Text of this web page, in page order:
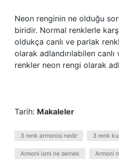
Neon renginin ne olduğu
biridir. Normal renklerle
oldukça canlı ve parlak
olarak adlandırılabilen
renkler neon rengi olarak
Tarih: Makaleler
3 renk armonisi nedir 3 renk
Armoni ismi ne demek Armoni